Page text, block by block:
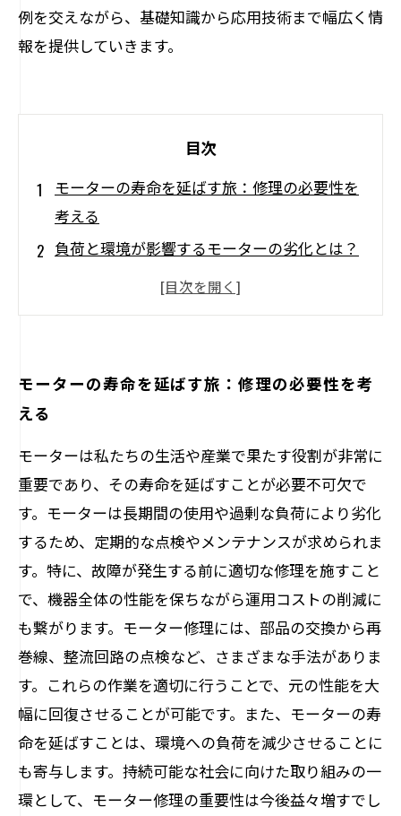
例を交えながら、基礎知識から応用技術まで幅広く情
報を提供していきます。
目次
モーターの寿命を延ばす旅：修理の必要性を
考える
負荷と環境が影響するモーターの劣化とは？
モーター修理の威力：性能を回復させるため
の方法
テクノロジーの進化と共に変わるモーター管
理の未来
持続可能な社会に向けて：モーター修理の重
要性
モーターの寿命を延ばす旅：修理の必要性を考
える
モーターは私たちの生活や産業で果たす役割が非常に
重要であり、その寿命を延ばすことが必要不可欠で
す。モーターは長期間の使用や過剰な負荷により劣化
するため、定期的な点検やメンテナンスが求められま
す。特に、故障が発生する前に適切な修理を施すこと
で、機器全体の性能を保ちながら運用コストの削減に
も繋がります。モーター修理には、部品の交換から再
巻線、整流回路の点検など、さまざまな手法がありま
す。これらの作業を適切に行うことで、元の性能を大
幅に回復させることが可能です。また、モーターの寿
命を延ばすことは、環境への負荷を減少させることに
も寄与します。持続可能な社会に向けた取り組みの一
環として、モーター修理の重要性は今後益々増すでし